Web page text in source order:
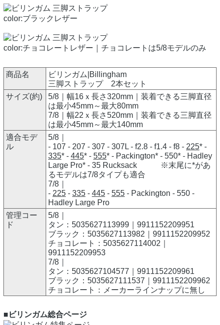
color:ブラックレザー
color:チョコレートレザー｜チョコレートは5/8モデルのみ
商品名
ビリンガム|Billingham
三脚ストラップ 2本セット
サイズ(約)
5/8｜幅16ｘ長さ320mm｜装着できる三脚直径
は最小45mm～最大80mm
7/8｜幅22ｘ長さ520mm｜装着できる三脚直径
は最小45mm～最大140mm
適合モデ
ル
5/8｜
- 107 - 207 - 307 - 307L - f2.8 - f1.4 - f8 - 225* -
335* - 445* - 555* - Packington* - 550* - Hadley
Large Pro* - 35 Rucksack ※末尾に*があ
るモデルは7/8タイプも適合
7/8｜
- 225 - 335 - 445 - 555 - Packington - 550 -
Hadley Large Pro
管理コー
ド
5/8｜
タン：5035627113999｜9911152209951
ブラック：5035627113982｜9911152209952
チョコレート：5035627114002｜
9911152209953
7/8｜
タン：5035627104577｜9911152209961
ブラック：5035627111537｜9911152209962
チョコレート：メーカーラインナップに無し
■ビリンガム総合ページ